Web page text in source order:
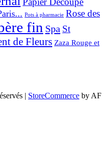
Pots à pharmacie Rose des
fin Spa St
de Fleurs Zaza Rouge et
| StoreCommerce by AF